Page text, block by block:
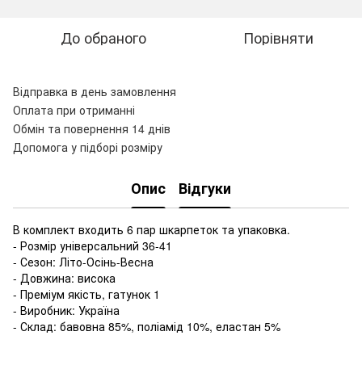
До обраного Порівняти
Відправка в день замовлення
Оплата при отриманні
Обмін та повернення 14 днів
Допомога у підборі розміру
Опис Відгуки
В комплект входить 6 пар шкарпеток та упаковка.
- Розмір універсальний 36-41
- Сезон: Літо-Осінь-Весна
- Довжина: висока
- Преміум якість, гатунок 1
- Виробник: Україна
- Склад: бавовна 85%, поліамід 10%, еластан 5%